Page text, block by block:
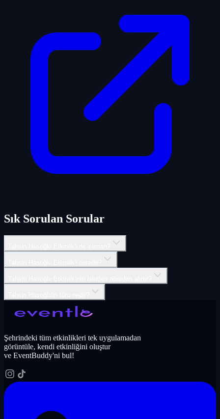
Sık Sorulan Sorular
Şehrindeki tüm etkinlikleri tek uygulamadan
görüntüle, kendi etkinliğini oluştur
ve EventBuddy'ni bul!